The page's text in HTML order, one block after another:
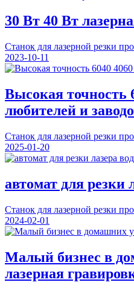
30 Вт 40 Вт
Станок для лазерной резки
2023-10-11
Высокая точность
любителей и
Станок для лазерной резки
2025-01-20
автомат для резки
Станок для лазерной резки
2024-02-01
Малый бизнес в
лазерная